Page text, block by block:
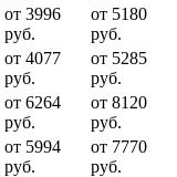
от 3996
руб.
от 5180
руб.
от 4077
руб.
от 5285
руб.
от 6264
руб.
от 8120
руб.
от 5994
руб.
от 7770
руб.